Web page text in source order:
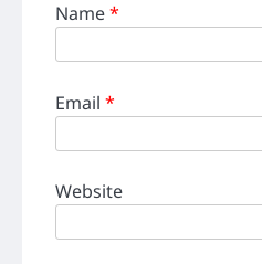
Name*
Email *
Website